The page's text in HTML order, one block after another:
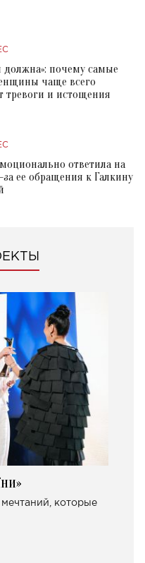
должна»: почему самые
чаще всего
тревоги и истощения
ответила на
за ее обращения к Галкину
которые